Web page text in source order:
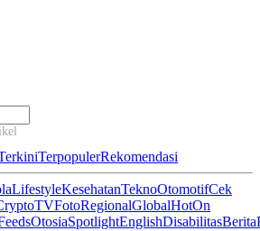
ini...
TerpopulerRekomendasi
LifestyleKesehatanTeknoOtomotifCek
TVFotoRegionalGlobalHotOn
OtosiaSpotlightEnglishDisabilitasBerita